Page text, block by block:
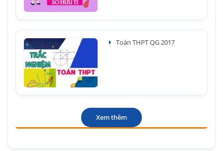
Toán THPT QG 2017
Xem thêm